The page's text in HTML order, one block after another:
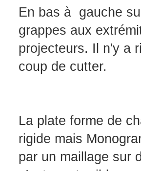
En bas à gauche
grappes aux
projecteurs. Il n'y a
coup de cutter.
La plate forme de
rigide mais
par un maillage sur